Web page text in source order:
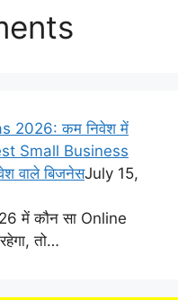
2026: कम निवेश में
Small Business
वाले बिजनेसJuly 15,
में कौन सा Online
तो…